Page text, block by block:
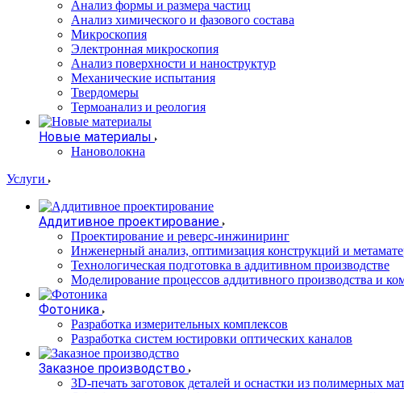
Анализ формы и размера частиц
Анализ химического и фазового состава
Микроскопия
Электронная микроскопия
Анализ поверхности и наноструктур
Механические испытания
Твердомеры
Термоанализ и реология
Новые материалы
Нановолокна
Услуги
Аддитивное проектирование
Проектирование и реверс-инжиниринг
Инженерный анализ, оптимизация конструкций и
Технологическая подготовка в аддитивном производстве
Моделирование процессов аддитивного производства и
Фотоника
Разработка измерительных комплексов
Разработка систем юстировки оптических каналов
Заказное производство
3D-печать заготовок деталей и оснастки из полимерных